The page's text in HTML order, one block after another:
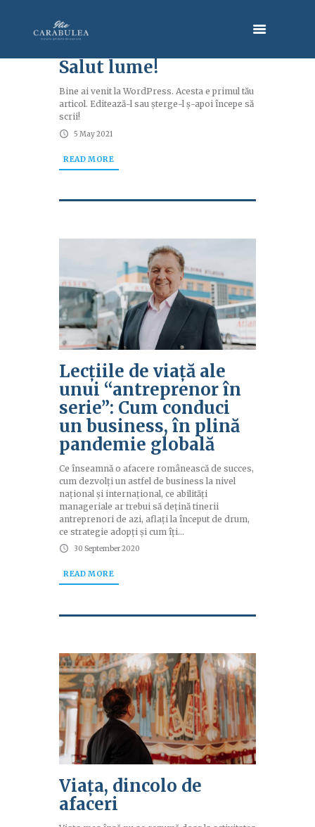
Salut lume!
Bine ai venit la WordPress. Acesta e primul tău
articol. Editează-l sau șterge-l ș-apoi începe să
scrii!
5 May 2021
READ MORE
Lecțiile de viață ale
unui “antreprenor în
serie”: Cum conduci
un business, în plină
pandemie globală
Ce înseamnă o afacere românească de succes,
cum dezvolţi un astfel de business la nivel
naţional şi internaţional, ce abilităţi
manageriale ar trebui să deţină tinerii
antreprenori de azi, aflaţi la început de drum,
ce strategie adopţi şi cum îţi...
30 September 2020
READ MORE
Viaţa, dincolo de
afaceri